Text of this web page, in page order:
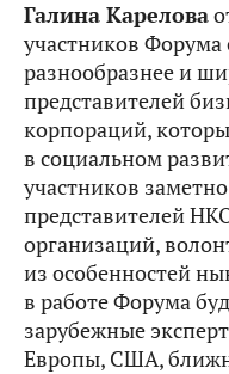
Галина Карелова
участников Форума
разнообразнее и
представителей
корпораций,
в социальном
участников
представителей
организаций,
из особенностей
в работе Форума
зарубежные
Европы, США,